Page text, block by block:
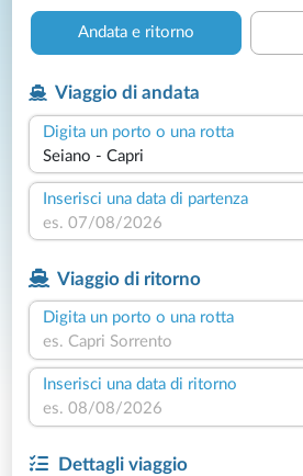
Andata e ritorno
Viaggio di andata
Digita un porto o una rotta
Inserisci una data di partenza
Viaggio di ritorno
Digita un porto o una rotta
Inserisci una data di ritorno
Dettagli viaggio